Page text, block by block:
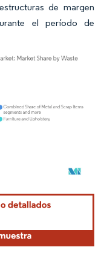
de margen
el período de
según CC BY 4.0.